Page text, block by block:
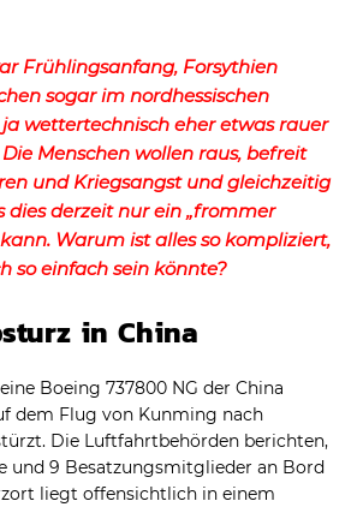
Frühlingsanfang, Forsythien
sogar im nordhessischen
wettertechnisch eher etwas rauer
Menschen wollen raus, befreit
und Kriegsangst und gleichzeitig
dies derzeit nur ein „frommer
Warum ist alles so kompliziert,
so einfach sein könnte?
in China
Boeing 737800 NG der China
dem Flug von Kunming nach
Die Luftfahrtbehörden berichten,
und 9 Besatzungsmitglieder an Bord
liegt offensichtlich in einem